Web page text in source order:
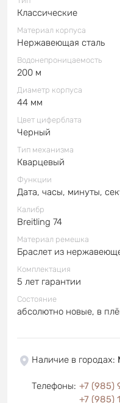
Классические
Материал корпуса
Нержавеющая сталь
Водонепроницаемость
200 м
Диаметр корпуса
44 мм
Цвет циферблата
Черный
Тип механизма
Кварцевый
Функции
Дата, часы, минуты,
Калибр
Breitling 74
Материал ремешка
Браслет из
Комплектация
5 лет гарантии
Состояние
абсолютно новые, в
Наличие в городах:
Телефоны: +7 (985)
+7 (985)